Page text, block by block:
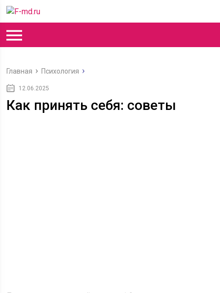
Главная Психология
12.06.2025
Как принять себя: советы